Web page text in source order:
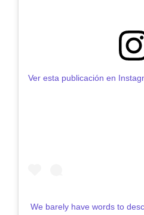
Ver esta publicación en
We barely have words to